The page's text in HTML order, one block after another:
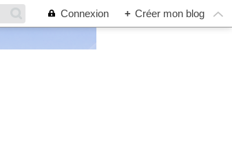
Connexion + Créer mon blog